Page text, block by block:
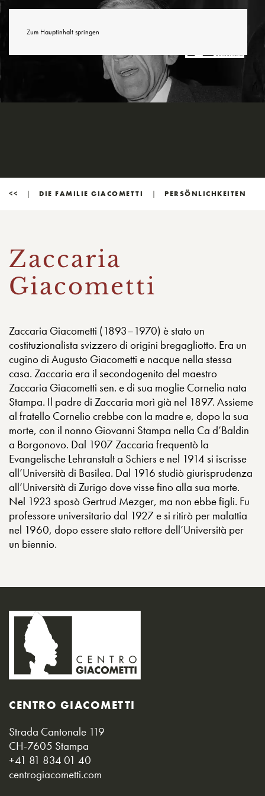
Zum Hauptinhalt springen
<< DIE FAMILIE GIACOMETTI PERSÖNLICHKEITEN
Zaccaria
Giacometti
Zaccaria Giacometti (1893–1970) è stato un
costituzionalista svizzero di origini bregagliotto. Era un
cugino di Augusto Giacometti e nacque nella stessa
casa. Zaccaria era il secondogenito del maestro
Zaccaria Giacometti sen. e di sua moglie Cornelia nata
Stampa. Il padre di Zaccaria morì già nel 1897. Assieme
al fratello Cornelio crebbe con la madre e, dopo la sua
morte, con il nonno Giovanni Stampa nella Ca d’Baldin
a Borgonovo. Dal 1907 Zaccaria frequentò la
Evangelische Lehranstalt a Schiers e nel 1914 si iscrisse
all’Università di Basilea. Dal 1916 studiò giurisprudenza
all’Università di Zurigo dove visse fino alla sua morte.
Nel 1923 sposò Gertrud Mezger, ma non ebbe figli. Fu
professore universitario dal 1927 e si ritirò per malattia
nel 1960, dopo essere stato rettore dell’Università per
un biennio.
CENTRO GIACOMETTI
Strada Cantonale 119
CH-7605 Stampa
+41 81 834 01 40
centrogiacometti.com